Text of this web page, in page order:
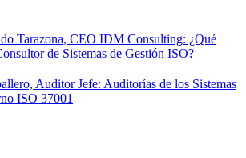
Tarazona, CEO IDM Consulting: ¿Qué
de Sistemas de Gestión ISO?
Auditor Jefe: Auditorías de los Sistemas
ISO 37001